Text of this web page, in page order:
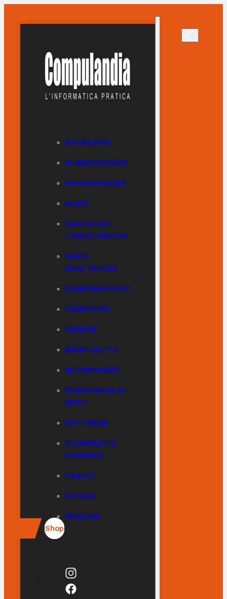
ACCESSORI
ALIMENTAZIONE
ARCHIVIAZIONE
AUDIO
CARTUCCE /
TONER / NASTRI
CAVI E
ADATTATORI
COMPONENTI PC
COMPUTER
GAMING
MONITOR / TV
NETWORKING
PERIFERICHE DI
INPUT
SOFTWARE
STAMPANTI E
SCANNER
TABLET
UFFICIO
WEBCAM
Shop